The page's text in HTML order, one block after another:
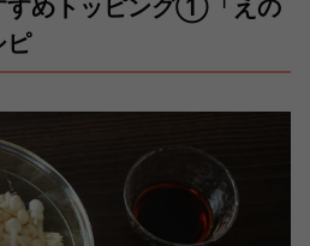
すめトッピング①「えの
ピ